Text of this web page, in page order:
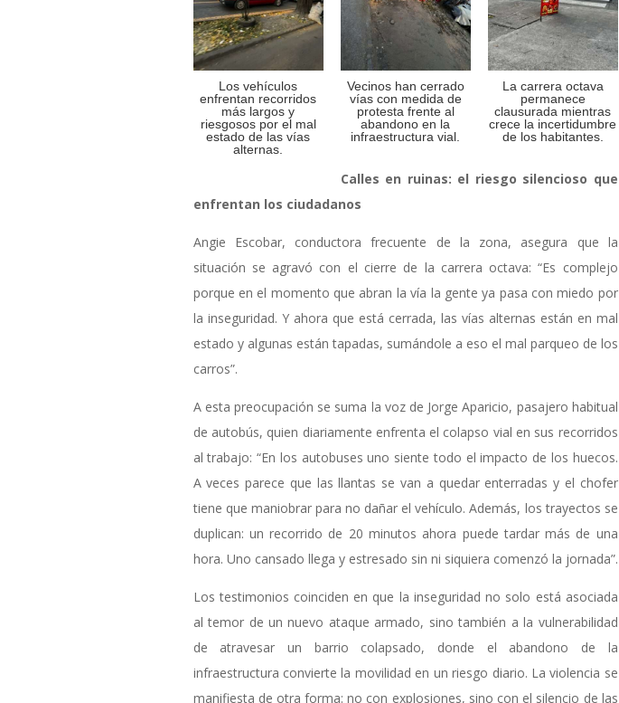
Los vehículos
enfrentan recorridos
más largos y
riesgosos por el mal
estado de las vías
alternas.
Vecinos han cerrado
vías con medida de
protesta frente al
abandono en la
infraestructura vial.
La carrera octava
permanece
clausurada mientras
crece la incertidumbre
de los habitantes.
Calles en ruinas: el riesgo silencioso que
enfrentan los ciudadanos
Angie Escobar, conductora frecuente de la zona, asegura que la
situación se agravó con el cierre de la carrera octava: “Es complejo
porque en el momento que abran la vía la gente ya pasa con miedo por
la inseguridad. Y ahora que está cerrada, las vías alternas están en mal
estado y algunas están tapadas, sumándole a eso el mal parqueo de los
carros”.
A esta preocupación se suma la voz de Jorge Aparicio, pasajero habitual
de autobús, quien diariamente enfrenta el colapso vial en sus recorridos
al trabajo: “En los autobuses uno siente todo el impacto de los huecos.
A veces parece que las llantas se van a quedar enterradas y el chofer
tiene que maniobrar para no dañar el vehículo. Además, los trayectos se
duplican: un recorrido de 20 minutos ahora puede tardar más de una
hora. Uno cansado llega y estresado sin ni siquiera comenzó la jornada”.
Los testimonios coinciden en que la inseguridad no solo está asociada
al temor de un nuevo ataque armado, sino también a la vulnerabilidad
de atravesar un barrio colapsado, donde el abandono de la
infraestructura convierte la movilidad en un riesgo diario. La violencia se
manifiesta de otra forma: no con explosiones, sino con el silencio de las